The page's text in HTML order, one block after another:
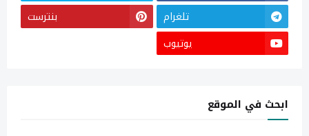
تلغرام
بنترست
يوتيوب
ابحث في الموقع